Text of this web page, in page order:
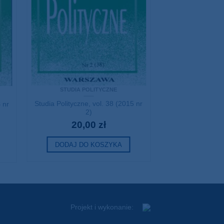
nr
Studia Polityczne, vol. 38 (2015 nr
2)
20,00 zł
DODAJ DO KOSZYKA
Projekt i wykonanie:
jest także
zostały
dostępu do
Ma także
PAN
w